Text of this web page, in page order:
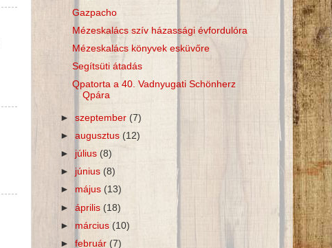
Gazpacho
Mézeskalács szív házassági évfordulóra
Mézeskalács könyvek esküvőre
Segítsüti átadás
Qpatorta a 40. Vadnyugati Schönherz
Qpára
►szeptember (7)
►augusztus (12)
► július (8)
► június(8)
► május (13)
►április(18)
► március (10)
►február (7)